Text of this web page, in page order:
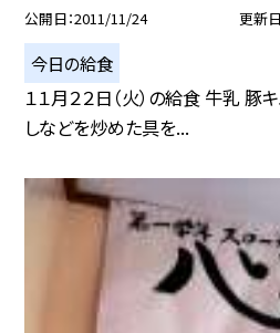
公開日 2011/11/24 更新日
今日の給食
１１月２２日（火）の給食 牛乳 豚
しなどを炒めた具を...